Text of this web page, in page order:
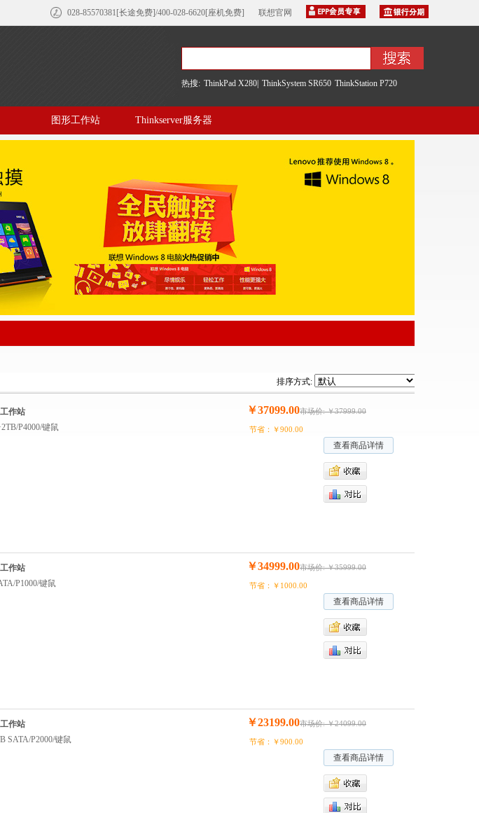
联想官网
028-85570381[长途免费]/400-028-6620[座机免费]
热搜: ThinkPad X280| ThinkSystem SR650 ThinkStation P720
图形工作站 Thinkserver服务器
排序方式:
作站
P4000/键鼠
￥37099.00市场价: ￥37999.00
节省：￥900.00
查看商品详情
作站
P1000/键鼠
￥34999.00市场价: ￥35999.00
节省：￥1000.00
查看商品详情
作站
SATA/P2000/键鼠
￥23199.00市场价: ￥24099.00
节省：￥900.00
查看商品详情